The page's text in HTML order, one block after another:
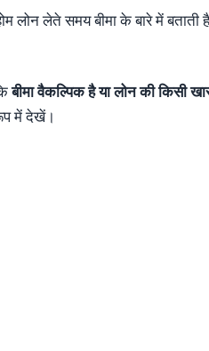
लोन लेते समय बीमा के बारे में बताती
बीमा वैकल्पिक है या लोन की किसी
में देखें।